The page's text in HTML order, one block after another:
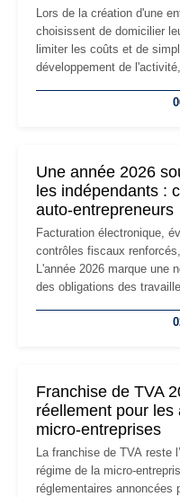
Lors de la création d'une
choisissent de domicilier
limiter les coûts et de
développement de
professionnels,
Une année 2026
les indépendants :
auto-entrepreneurs
Facturation électronique,
contrôles fiscaux
L'année 2026 marque une
des obligations des
les auto-entrepreneurs
Franchise de TVA
réellement pour
micro-entreprises
La franchise de TVA reste
régime de la micro-
réglementaires annoncées